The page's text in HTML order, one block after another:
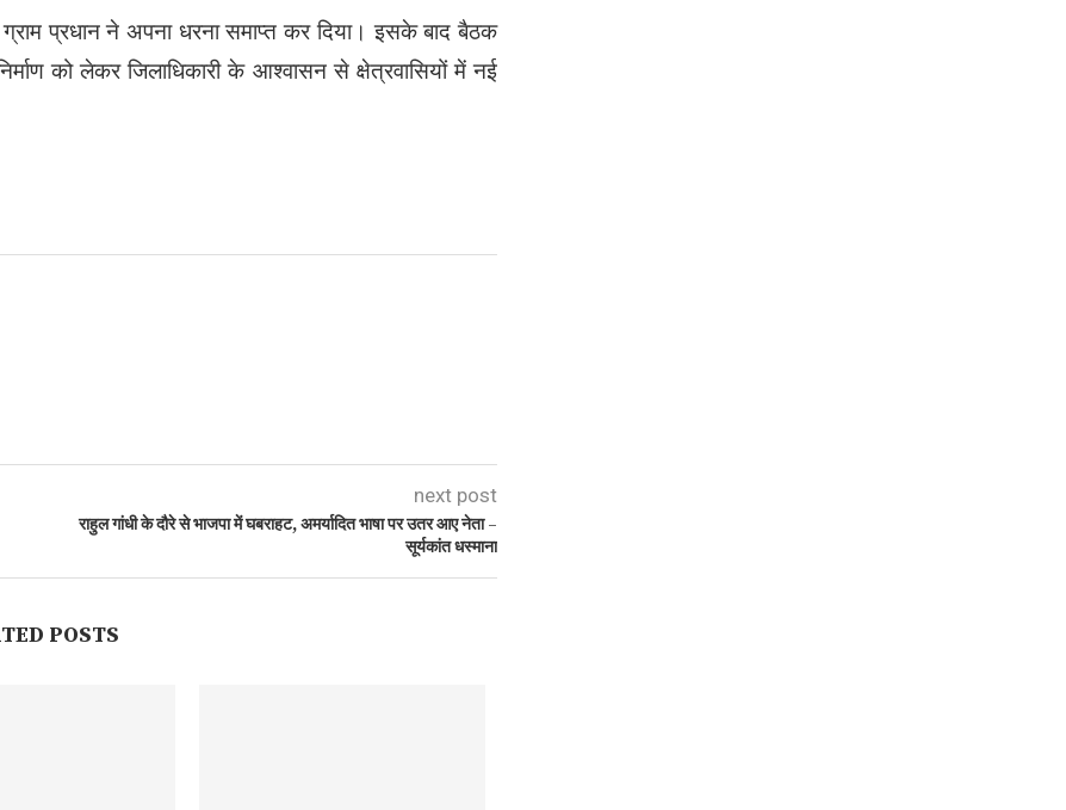
प्रधान ने अपना धरना समाप्त कर दिया। इसके बाद बैठक
को लेकर जिलाधिकारी के आश्वासन से क्षेत्रवासियों में नई
next post
राहुल गांधी के दौरे से भाजपा में घबराहट, अमर्यादित भाषा पर उतर आए नेता –
सूर्यकांत धस्माना
POSTS